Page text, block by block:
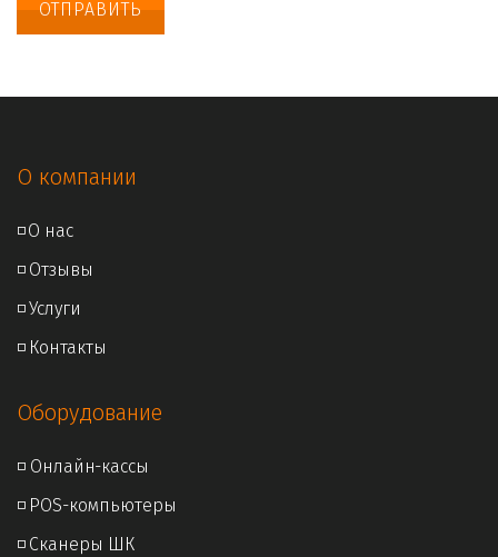
ОТПРАВИТЬ
О компании
◽О нас
◽ Отзывы
◽ Услуги
◽ Контакты
Оборудование
◽ Онлайн-кассы
◽ POS-компьютеры
◽ Сканеры ШК